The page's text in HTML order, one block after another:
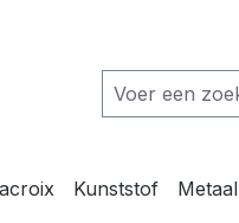
Kunststof Metaal